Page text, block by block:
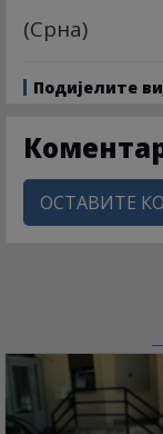
(Срна)
Подијелите
ОСТАВИТЕ